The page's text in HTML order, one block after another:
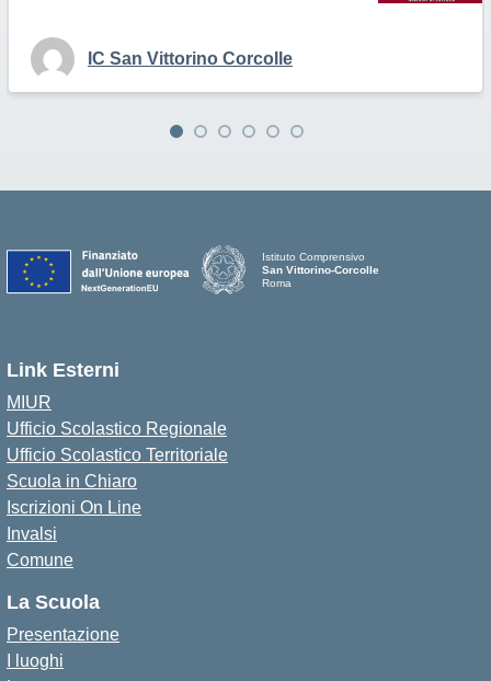
IC San Vittorino Corcolle
Istituto Comprensivo
San Vittorino-Corcolle
Roma
Link Esterni
MIUR
Ufficio Scolastico Regionale
Ufficio Scolastico Territoriale
Scuola in Chiaro
Iscrizioni On Line
Invalsi
Comune
La Scuola
Presentazione
I luoghi